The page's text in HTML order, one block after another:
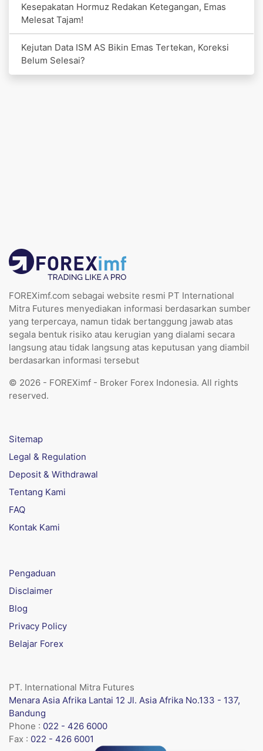
Kesepakatan Hormuz Redakan Ketegangan, Emas
Melesat Tajam!
Kejutan Data ISM AS Bikin Emas Tertekan, Koreksi
Belum Selesai?
FOREXimf.com sebagai website resmi PT International
Mitra Futures menyediakan informasi berdasarkan sumber
yang terpercaya, namun tidak bertanggung jawab atas
segala bentuk risiko atau kerugian yang dialami secara
langsung atau tidak langsung atas keputusan yang diambil
berdasarkan informasi tersebut
© 2026 - FOREXimf - Broker Forex Indonesia. All rights
reserved.
Sitemap
Legal & Regulation
Deposit & Withdrawal
Tentang Kami
FAQ
Kontak Kami
Pengaduan
Disclaimer
Blog
Privacy Policy
Belajar Forex
PT. International Mitra Futures
Menara Asia Afrika Lantai 12 Jl. Asia Afrika No.133 - 137,
Bandung
Phone : 022 - 426 6000
Fax : 022 - 426 6001